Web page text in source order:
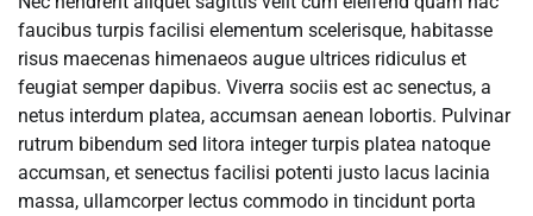
faucibus turpis facilisi elementum scelerisque, habitasse
risus maecenas himenaeos augue ultrices ridiculus et
feugiat semper dapibus. Viverra sociis est ac senectus, a
netus interdum platea, accumsan aenean lobortis. Pulvinar
rutrum bibendum sed litora integer turpis platea natoque
accumsan, et senectus facilisi potenti justo lacus lacinia
massa, ullamcorper lectus commodo in tincidunt porta